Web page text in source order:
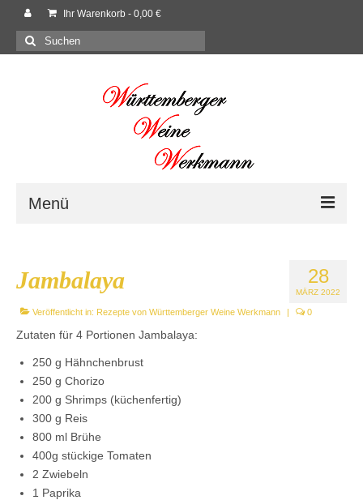
Ihr Warenkorb - 0,00 €
Suchen
nach:
Menü
Shop
Neues
Kontaktieren Sie uns!
Mein Konto
28
MÄRZ 2022
Jambalaya
Veröffentlicht in: Rezepte von Württemberger Weine Werkmann | 0
Zutaten für 4 Portionen Jambalaya:
250 g Hähnchenbrust
250 g Chorizo
200 g Shrimps (küchenfertig)
300 g Reis
800 ml Brühe
400g stückige Tomaten
2 Zwiebeln
1 Paprika